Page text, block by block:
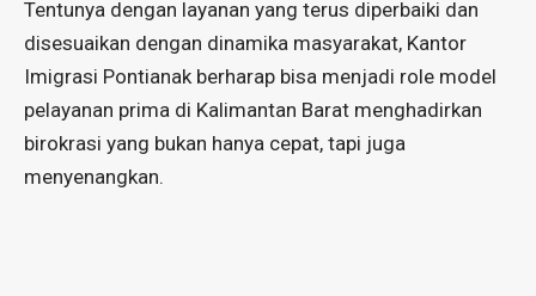
Tentunya dengan layanan yang terus diperbaiki dan
disesuaikan dengan dinamika masyarakat, Kantor
Imigrasi Pontianak berharap bisa menjadi role model
pelayanan prima di Kalimantan Barat menghadirkan
birokrasi yang bukan hanya cepat, tapi juga
menyenangkan.